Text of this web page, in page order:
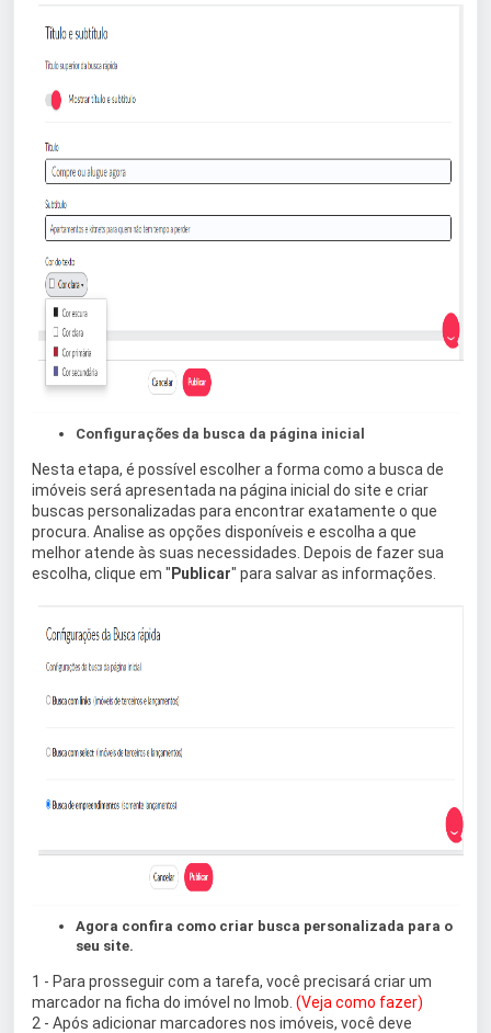
Configurações da busca da página inicial
Nesta etapa, é possível escolher a forma como a busca de
imóveis será apresentada na página inicial do site e criar
buscas personalizadas para encontrar exatamente o que
procura. Analise as opções disponíveis e escolha a que
melhor atende às suas necessidades. Depois de fazer sua
escolha, clique em " Publicar" para salvar as informações.
Agora confira como criar busca personalizada para o
seu site.
1 - Para prosseguir com a tarefa, você precisará criar um
marcador na ficha do imóvel no Imob. (Veja como fazer)
2 - Após adicionar marcadores nos imóveis, você deve